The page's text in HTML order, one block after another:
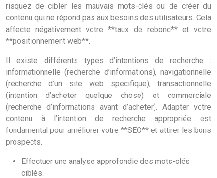
risquez de cibler les mauvais mots-clés ou de créer du
contenu qui ne répond pas aux besoins des utilisateurs. Cela
affecte négativement votre **taux de rebond** et votre
**positionnement web**.
Il existe différents types d’intentions de recherche :
informationnelle (recherche d’informations), navigationnelle
(recherche d’un site web spécifique), transactionnelle
(intention d’acheter quelque chose) et commerciale
(recherche d’informations avant d’acheter). Adapter votre
contenu à l’intention de recherche appropriée est
fondamental pour améliorer votre **SEO** et attirer les bons
prospects.
Effectuer une analyse approfondie des mots-clés
ciblés.